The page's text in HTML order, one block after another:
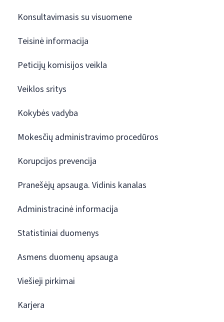
Konsultavimasis su visuomene
Teisinė informacija
Peticijų komisijos veikla
Veiklos sritys
Kokybės vadyba
Mokesčių administravimo procedūros
Korupcijos prevencija
Pranešėjų apsauga. Vidinis kanalas
Administracinė informacija
Statistiniai duomenys
Asmens duomenų apsauga
Viešieji pirkimai
Karjera